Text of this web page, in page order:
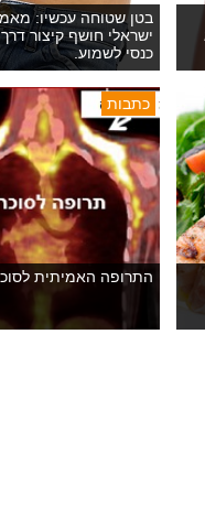
בטן שטוחה עכשיו:
ישראלי חושף קיצור דרך
כנסי לשמוע.
כתבות
התרופה האמיתית